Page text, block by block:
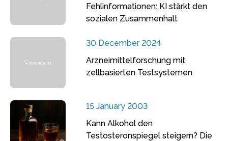
Fehlinformationen: KI stärkt den
sozialen Zusammenhalt
30 December 2024
Arzneimittelforschung mit
zellbasierten Testsystemen
15 January 2003
Kann Alkohol den
Testosteronspiegel steigern? Die